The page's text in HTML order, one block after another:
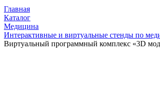
Главная
Каталог
Медицина
Интерактивные и виртуальные стенды по
Виртуальный программный комплекс «3D